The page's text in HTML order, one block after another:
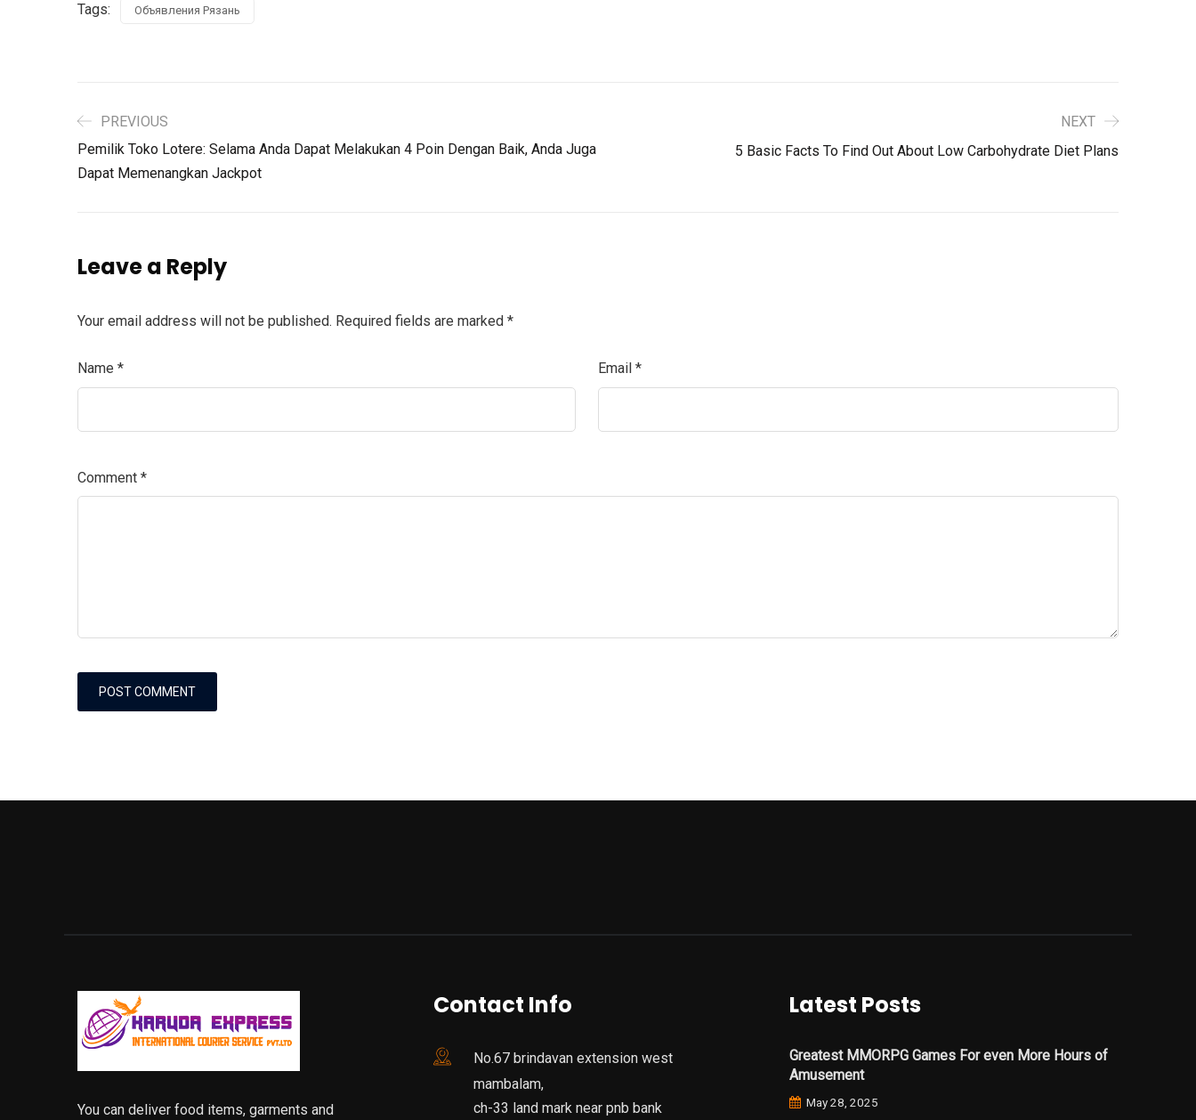
Tags: Объявления Рязань
PREVIOUS
Pemilik Toko Lotere: Selama Anda Dapat Melakukan 4 Poin Dengan Baik, Anda Juga
Dapat Memenangkan Jackpot
NEXT
5 Basic Facts To Find Out About Low Carbohydrate Diet Plans
Leave a Reply
Your email address will not be published. Required fields are marked *
Name * Email *
Comment *
You can deliver food items, garments and
Contact Info
No.67 brindavan extension west
mambalam,
ch-33 land mark near pnb bank
Latest Posts
Greatest MMORPG Games For even More Hours of
Amusement
May 28, 2025